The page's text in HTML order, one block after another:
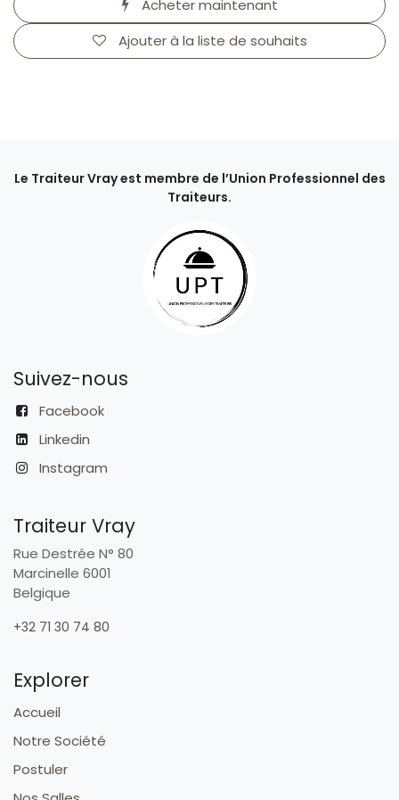
Acheter maintenant
Ajouter à la liste de souhaits
Le Traiteur Vray est membre de l’Union Professionnel des
Traiteurs.
Suivez-nous
Facebook
Linkedin
Instagram
Traiteur Vray
Rue Destrée N° 80
Marcinelle 6001
Belgique
+32 71 30 74 80
Explorer
Accueil
Notre Société
Postuler